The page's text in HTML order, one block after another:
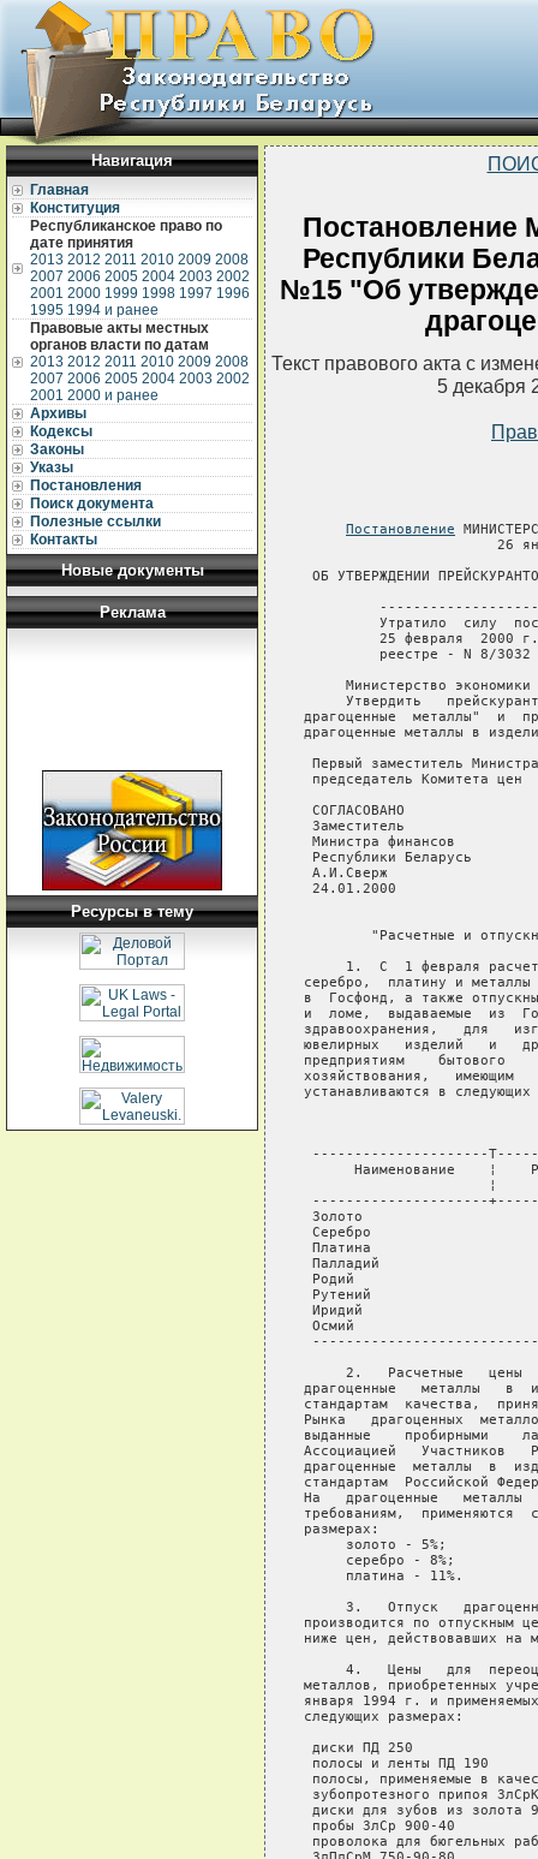
Навигация
Главная
Конституция
Республиканское право по
дате принятия
2013 2012 2011 2010 2009 2008
2007 2006 2005 2004 2003 2002
2001 2000 1999 1998 1997 1996
1995 1994 и ранее
Правовые акты местных
органов власти по датам
2013 2012 2011 2010 2009 2008
2007 2006 2005 2004 2003 2002
2001 2000 и ранее
Архивы
Кодексы
Законы
Указы
Постановления
Поиск документа
Полезные ссылки
Контакты
Новые документы
Реклама
Ресурсы в тему
Постановление
Республики
№15 "Об
Текст правового акта с
5 декабря
Постановление
26
ОБ УТВЕРЖДЕНИИ
Утратило  силу
25 февраля  2000
реестре - N 8/
Министерство экономики
Утвердить
драгоценные  металлы"  и
драгоценные металлы в
Первый заместитель
председатель
СОГЛАСОВАНО
Заместитель
Министра финансов
Республики Беларусь
А.И.Сверж
24.01.2000
"Расчетные и
1.  С  1 февраля
серебро,  платину и металлы
в  Госфонд, а также
и  ломе,  выдаваемые  из
здравоохранения,   для
ювелирных   изделий   и
предприятиям    бытового
хозяйствования,   имеющим
устанавливаются в
---------------------
Наименование    ¦
¦
---------------------
Золото
Серебро
Платина
Палладий
Родий
Рутений
Иридий
Осмий
2.   Расчетные   цены
драгоценные   металлы   в
стандартам  качества,
Рынка   драгоценных
выданные    пробирными
Ассоциацией   Участников
драгоценные  металлы  в
стандартам  Российской
На   драгоценные   металлы
требованиям,  применяются
размерах:
     золото - 5%;
     серебро - 8%;
     платина - 11%.
3.   Отпуск
производится по отпускным
ниже цен, действовавших на
4.   Цены   для
металлов, приобретенных
января 1994 г. и
следующих размерах:
диски ПД 250
полосы и ленты ПД 190
полосы, применяемые в
зубопротезного припоя
диски для зубов из золота
пробы ЗлСр 900-40
проволока для бюгельных